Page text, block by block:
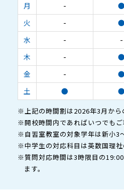
月
- ●
火
- ●
水
- -
木
- ●
金
- ●
土
● ●
※上記の時間割は2026年3月から
※開校時間内であればいつでもご
※自習室教室の対象学年は新小3
※中学生の対応科目は英数国理社
※質問対応時間は3時限目の
ます。